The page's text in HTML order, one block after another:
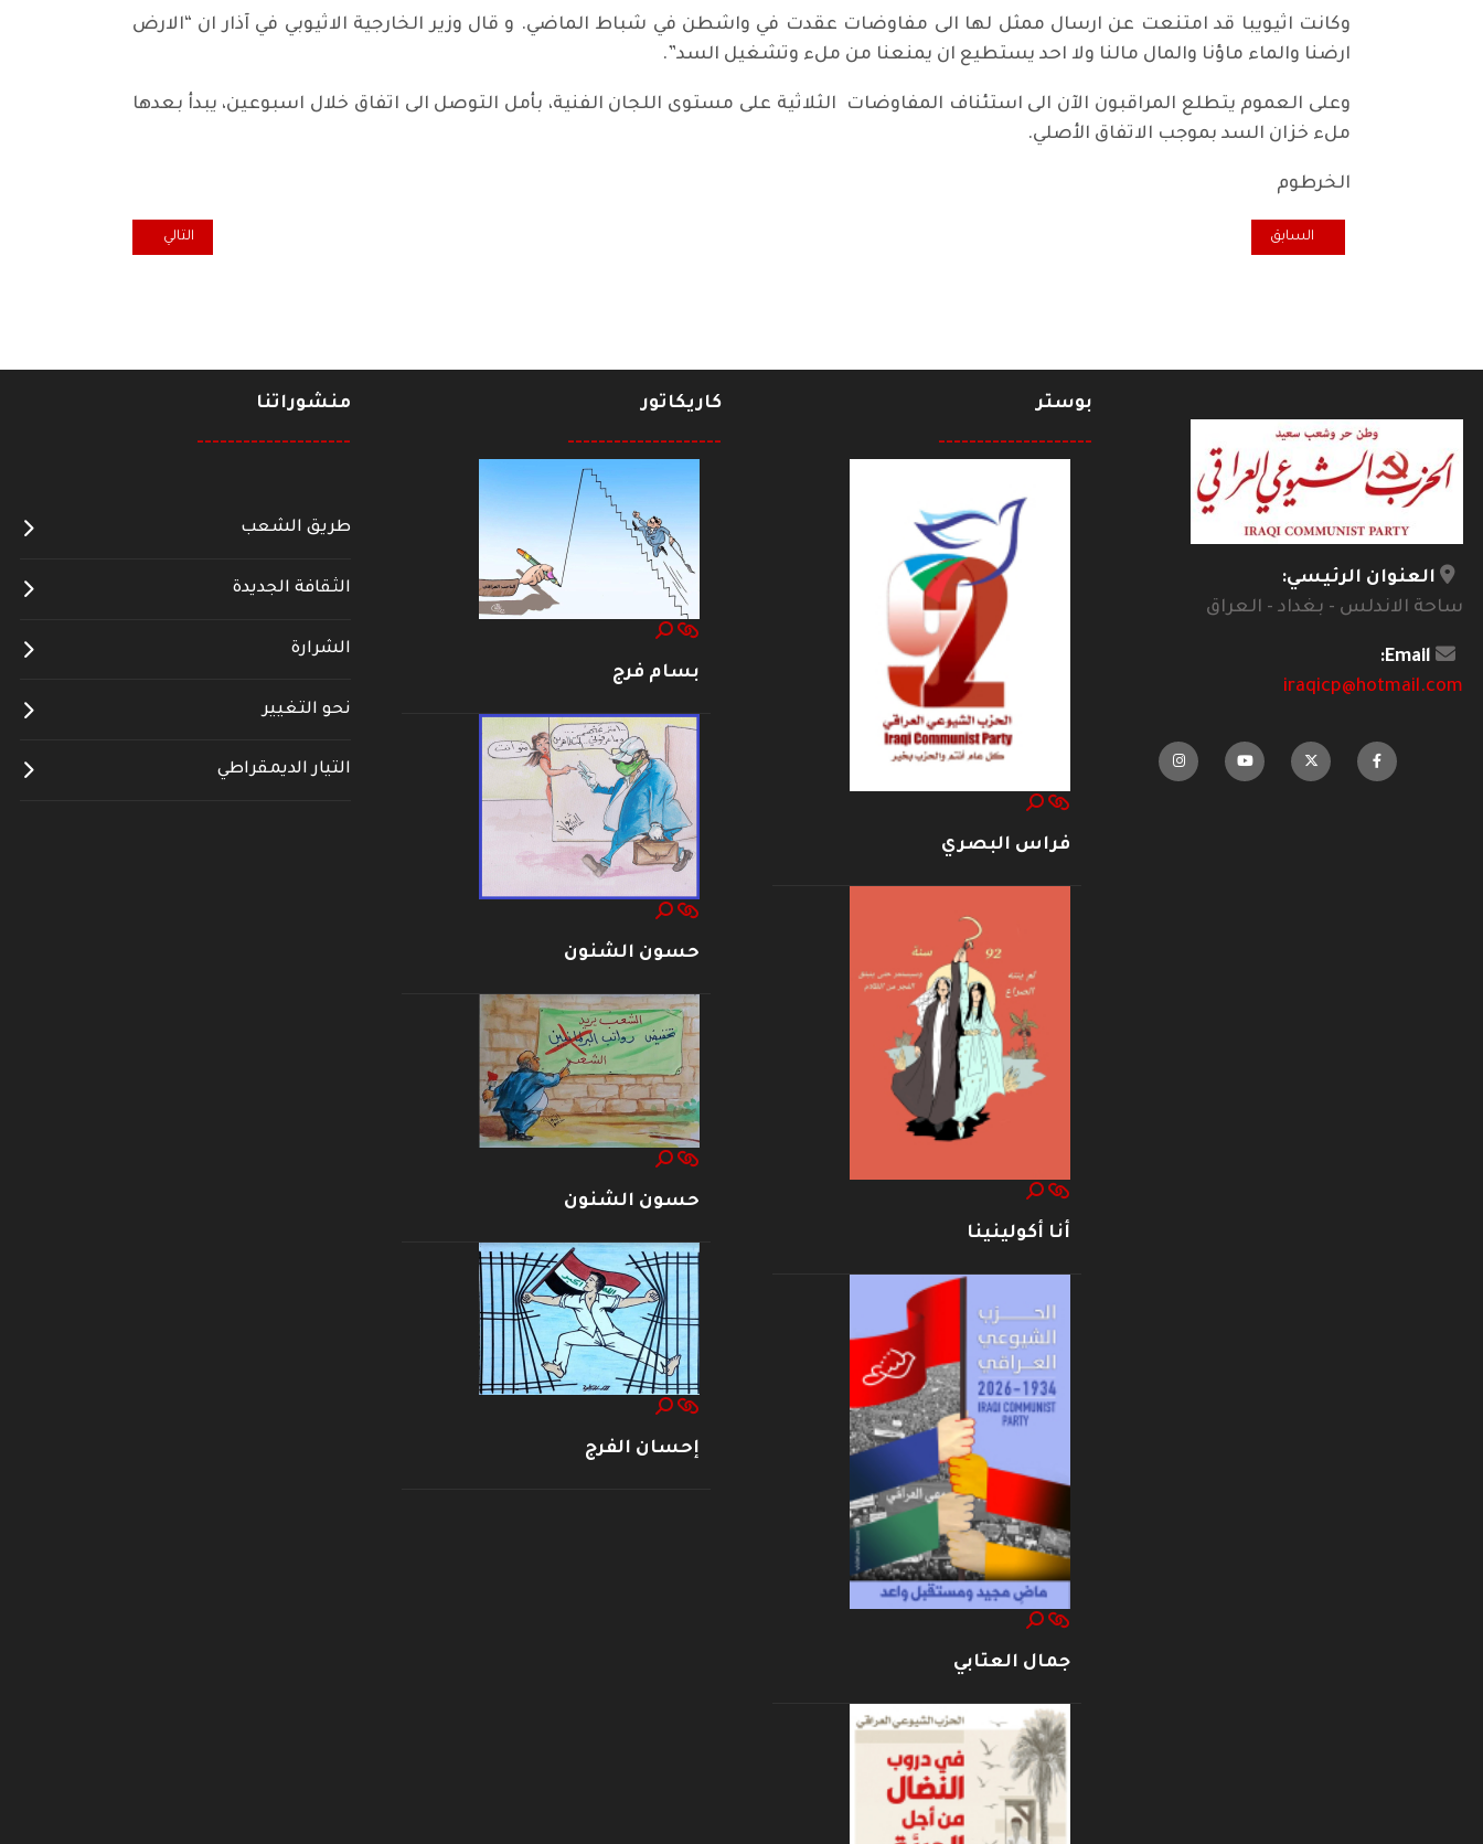
وكانت اثيويبا قد امتنعت عن ارسال ممثل لها الى مفاوضات عقدت في واشطن في شباط الماضي. و قال وزير الخارجية الاثيوبي في آذار ان “الارض
ارضنا والماء ماؤنا والمال مالنا ولا احد يستطيع ان يمنعنا من ملء وتشغيل السد”.
وعلى العموم يتطلع المراقبون الآن الى استئناف المفاوضات الثلاثية على مستوى اللجان الفنية، بأمل التوصل الى اتفاق خلال اسبوعين، يبدأ بعدها
ملء خزان السد بموجب الاتفاق الأصلي.
الخرطوم
المقال السابق: الكاظمي بين فكي الرحى
السابق المقال التالي: تنظيمات
التالي
العنوان الرئيسي:
ساحة الاندلس - بغداد - العراق
Email:
iraqicp@hotmail.com
بوستر
--------------------
فراس البصري
أنا أكولينينا
جمال العتابي
كاريكاتور
--------------------
بسام فرج
حسون الشنون
حسون الشنون
إحسان الفرج
منشوراتنا
--------------------
طريق الشعب
الثقافة الجديدة
الشرارة
نحو التغيير
التيار الديمقراطي